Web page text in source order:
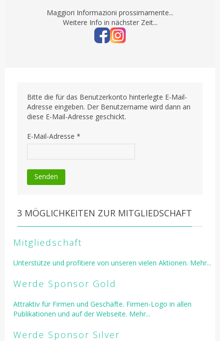
Maggiori Informazioni prossimamente...
Weitere Info in nächster Zeit...
Bitte die für das Benutzerkonto hinterlegte E-Mail-
Adresse eingeben. Der Benutzername wird dann an
diese E-Mail-Adresse geschickt.
E-Mail-Adresse *
Senden
3 MÖGLICHKEITEN ZUR MITGLIEDSCHAFT
Mitgliedschaft
Unterstütze und profitiere von unseren vielen Aktionen. Mehr...
Werde Sponsor Gold
Attraktiv für Firmen und Geschäfte. Firmen-Logo in allen
Publikationen und auf der Webseite. Mehr...
Werde Sponsor Silver